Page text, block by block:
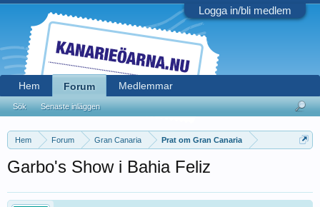
Logga in/bli medlem
Hem Forum Gran Canaria Prat om Gran Canaria
Garbo's Show i Bahia Feliz
Hem Forum
Sök Senaste inläggen
Medlemmar